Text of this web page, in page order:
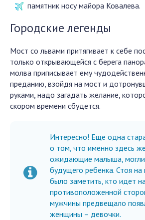
памятник носу майора Ковалева.
Городские легенды
Мост со львами притягивает к себе
только открывающейся с берега
молва приписывает ему
преданию, взойдя на мост и
руками, надо загадать желание,
скором времени сбудется.
Интересно! Еще одна
о том, что именно здесь
ожидающие малыша, могли
будущего ребенка. Стоя
было заметить, кто идет
противоположенной
мужчины предвещало
женщины – девочки.